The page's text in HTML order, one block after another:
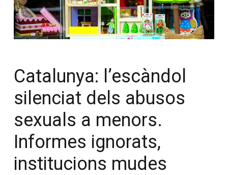
Catalunya: l’escàndol
silenciat dels abusos
sexuals a menors.
Informes ignorats,
institucions mudes